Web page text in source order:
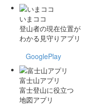
いまココ
登山者の現在位置が
わかる見守りアプリ
GooglePlay
富士山アプリ
富士登山に役立つ
地図アプリ